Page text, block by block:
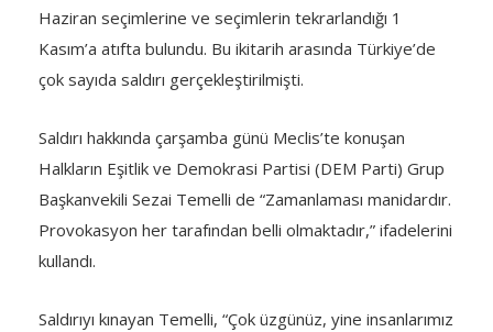
Haziran seçimlerine ve seçimlerin tekrarlandığı 1
Kasım’a atıfta bulundu. Bu ikitarih arasında Türkiye’de
çok sayıda saldırı gerçekleştirilmişti.
Saldırı hakkında çarşamba günü Meclis’te konuşan
Halkların Eşitlik ve Demokrasi Partisi (DEM Parti) Grup
Başkanvekili Sezai Temelli de “Zamanlaması manidardır.
Provokasyon her tarafından belli olmaktadır,” ifadelerini
kullandı.
Saldırıyı kınayan Temelli, “Çok üzgünüz, yine insanlarımız